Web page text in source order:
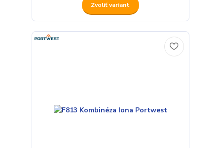
Zvoliť variant